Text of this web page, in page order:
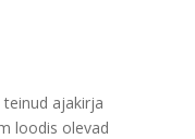
ajakirja
loodis olevad